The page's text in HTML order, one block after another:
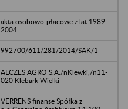
akta osobowo-płacowe z lat 1989-
2004
992700/611/281/2014/SAK/1
ALCZES AGRO S.A./nKlewki,/n11-
020 Klebark Wielki
VERRENS finanse Spółka z